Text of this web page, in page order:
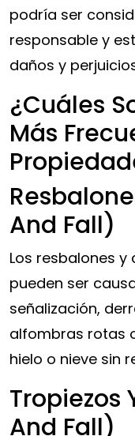
podría ser
responsable y
daños y
¿Cuáles
Más
And Fall)
Los resbalones
pueden ser
señalización,
alfombras rotas
hielo o nieve sin
Tropiezos
And Fall)